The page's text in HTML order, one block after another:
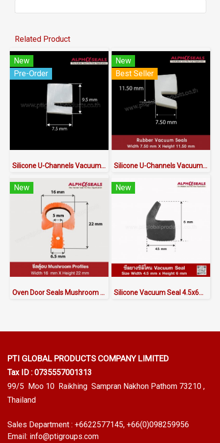
Related Product
New
Pre-Order
Silicone U-Channels Vacuum seals 7.5x9.5
New
Best Seller
Silicone U-Channels Vacuum seals 7.5x11.50 mm.
New
Oven Door Seals Mushroom Profiles ASMRQHF6016x22
New
Silicone Vacuum Seal 4.5x6mm
PTI GLOBAL PRODUCTS COMPANY LIMITED
Tax ID : 0735557001313
99/5 Moo 10 Raikhing Sampran Nakhon Pathom 73210 ,
Thailand
Sales Department : +6622577145, +66(0)098259956
Email: info@ptigroups.com